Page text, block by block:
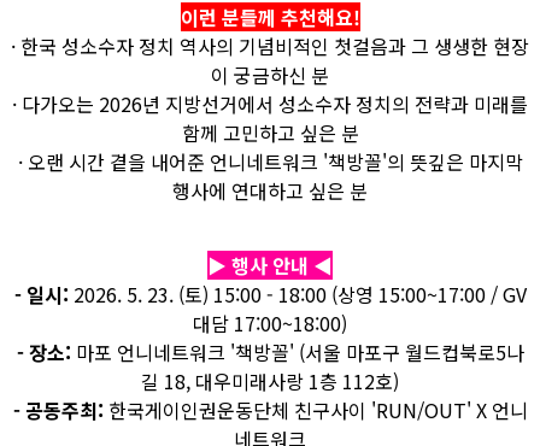
이런 분들께 추천해요!
· 한국 성소수자 정치 역사의 기념비적인 첫걸음과 그 생생한 현장
이 궁금하신 분
· 다가오는 2026년 지방선거에서 성소수자 정치의 전략과 미래를
함께 고민하고 싶은 분
· 오랜 시간 곁을 내어준 언니네트워크 '책방꼴'의 뜻깊은 마지막
행사에 연대하고 싶은 분
▶ 행사 안내 ◀
- 일시: 2026. 5. 23. (토) 15:00 - 18:00 (상영 15:00~17:00 / GV
대담 17:00~18:00)
- 장소: 마포 언니네트워크 '책방꼴' (서울 마포구 월드컵북로5나
길 18, 대우미래사랑 1층 112호)
- 공동주최: 한국게이인권운동단체 친구사이 'RUN/OUT' X 언니
네트워크